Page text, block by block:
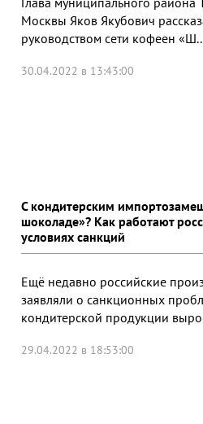
Москвы Яков Якубович
руководством сети кофеен
30.04.2022 в 13:43:00
С кондитерским
шоколаде»? Как работают
условиях санкций
Ещё недавно российские
заявляли о санкционных
кондитерской продукции
29.04.2022 в 18:53:00